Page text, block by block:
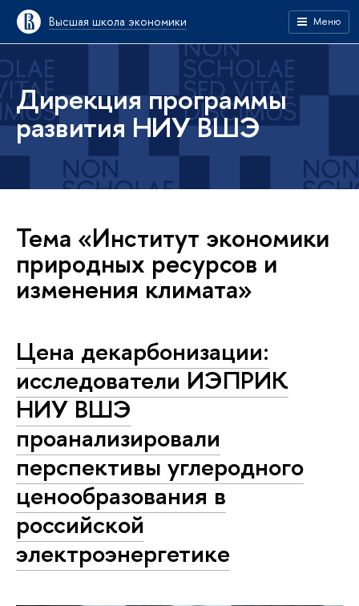
Высшая школа экономики Меню
Дирекция программы
развития НИУ ВШЭ
Тема «Институт экономики
природных ресурсов и
изменения климата»
Цена декарбонизации:
исследователи ИЭПРИК
НИУ ВШЭ
проанализировали
перспективы углеродного
ценообразования в
российской
электроэнергетике